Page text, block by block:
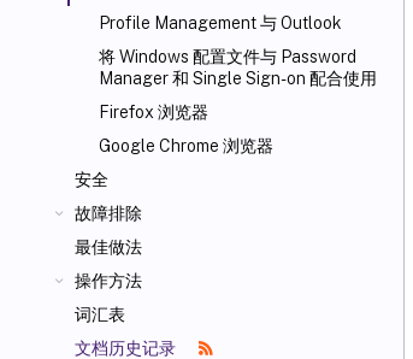
Profile Management 与 Outlook
将 Windows 配置文件与 Password
Manager 和 Single Sign-on 配合使用
Firefox 浏览器
Google Chrome 浏览器
安全
故障排除
最佳做法
操作方法
词汇表
文档历史记录